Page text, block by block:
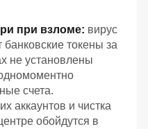
при взломе: вирус
токены за
не установлены
счета.
аккаунтов и чистка
обойдутся в